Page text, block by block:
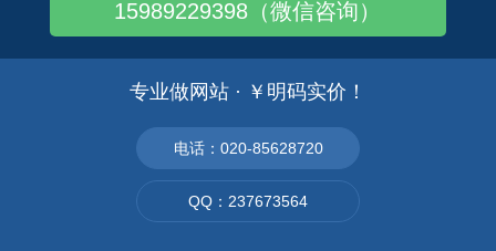
15989229398（微信咨询）
专业做网站 · ￥明码实价！
电话：020-85628720
QQ：237673564